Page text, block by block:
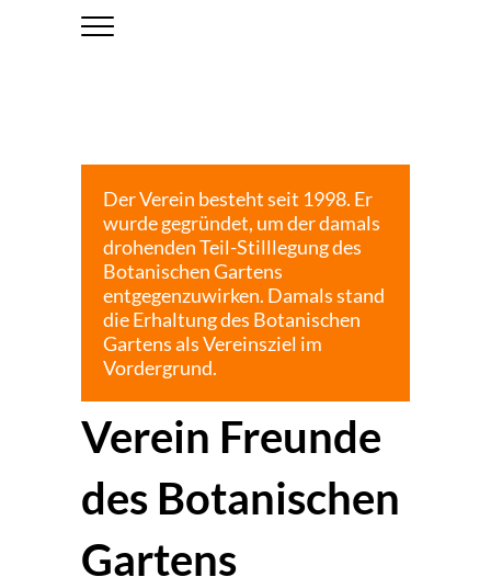
Der Verein besteht seit 1998. Er
wurde gegründet, um der damals
drohenden Teil-Stilllegung des
Botanischen Gartens
entgegenzuwirken. Damals stand
die Erhaltung des Botanischen
Gartens als Vereinsziel im
Vordergrund.
Verein Freunde
des Botanischen
Gartens